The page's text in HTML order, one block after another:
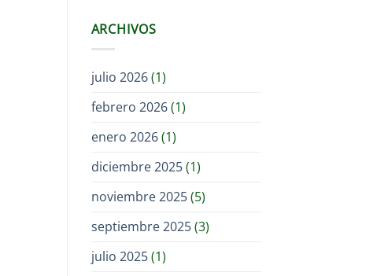
ARCHIVOS
julio 2026(1)
febrero 2026(1)
enero 2026(1)
diciembre 2025(1)
noviembre 2025(5)
septiembre 2025(3)
julio 2025(1)